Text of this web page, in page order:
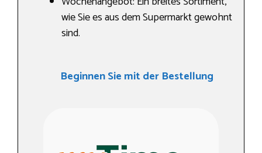
wie Sie es aus dem Supermarkt gewohnt
sind.
Beginnen Sie mit der Bestellung